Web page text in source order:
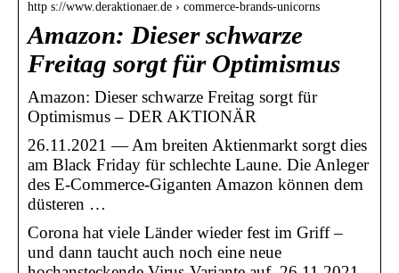
http s://www.deraktionaer.de › commerce-brands-unicorns
Amazon: Dieser schwarze
Freitag sorgt für Optimismus
Amazon: Dieser schwarze Freitag sorgt für
Optimismus – DER AKTIONÄR
26.11.2021 — Am breiten Aktienmarkt sorgt dies
am Black Friday für schlechte Laune. Die Anleger
des E-Commerce-Giganten Amazon können dem
düsteren …
Corona hat viele Länder wieder fest im Griff –
und dann taucht auch noch eine neue